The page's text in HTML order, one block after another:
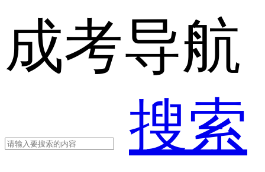
成考导航
搜索